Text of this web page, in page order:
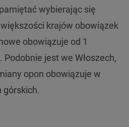
wybierając się
krajów obowiązek
obowiązuje od 1
Podobnie jest we Włoszech,
opon obowiązuje w
górskich.